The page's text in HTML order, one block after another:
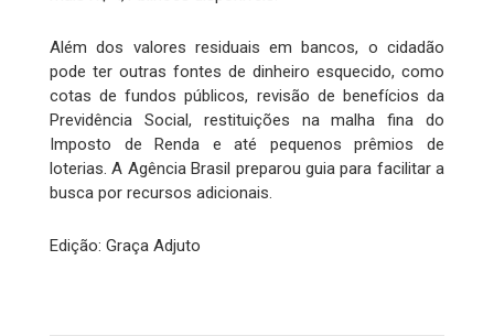
Além dos valores residuais em bancos, o cidadão
pode ter outras fontes de dinheiro esquecido, como
cotas de fundos públicos, revisão de benefícios da
Previdência Social, restituições na malha fina do
Imposto de Renda e até pequenos prêmios de
loterias. A Agência Brasil preparou guia para facilitar a
busca por recursos adicionais.
Edição: Graça Adjuto